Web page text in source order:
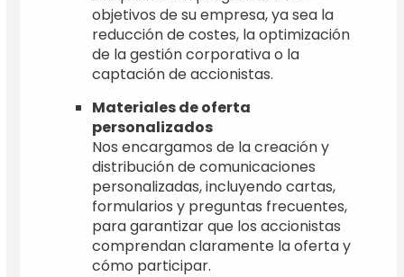
objetivos de su empresa, ya sea la
reducción de costes, la optimización
de la gestión corporativa o la
captación de accionistas.
Materiales de oferta
personalizados
Nos encargamos de la creación y
distribución de comunicaciones
personalizadas, incluyendo cartas,
formularios y preguntas frecuentes,
para garantizar que los accionistas
comprendan claramente la oferta y
cómo participar.